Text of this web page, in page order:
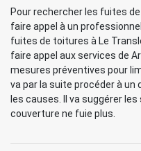
Pour rechercher les fuites
faire appel à un
fuites de toitures à Le
faire appel aux services de
mesures préventives pour
va par la suite procéder à
les causes. Il va suggérer
couverture ne fuie plus.